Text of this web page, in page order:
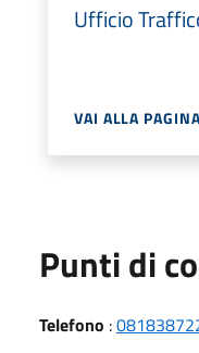
Ufficio
VAI ALLA PAGINA
Punti di
Telefono :